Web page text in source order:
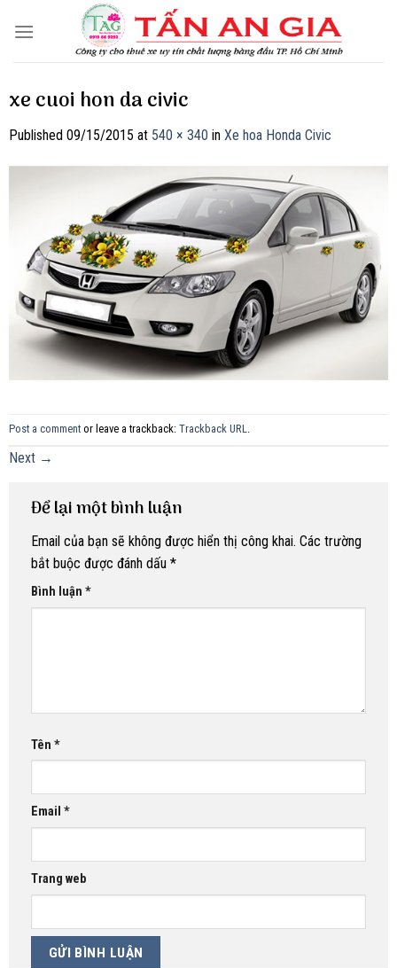
xe cuoi hon da civic
Published 09/15/2015 at 540 × 340 in Xe hoa Honda Civic
Post a comment or leave a trackback: Trackback URL.
Next →
Để lại một bình luận
Email của bạn sẽ không được hiển thị công khai. Các trường
bắt buộc được đánh dấu *
Bình luận *
Tên *
Email *
Trang web